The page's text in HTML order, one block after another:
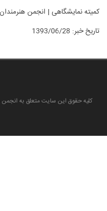
کمیته نمایشگاهی | انجمن
تاريخ خبر: 1393/06/28
کلیه حقوق این سایت متعلق به